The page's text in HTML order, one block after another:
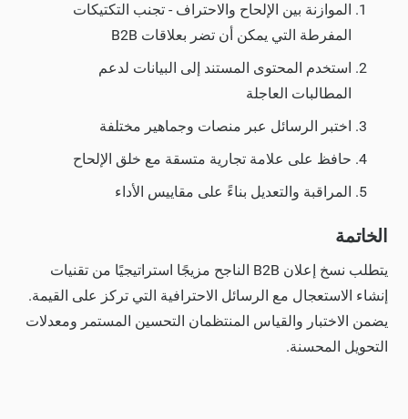
الموازنة بين الإلحاح والاحتراف - تجنب التكتيكات
المفرطة التي يمكن أن تضر بعلاقات B2B
استخدم المحتوى المستند إلى البيانات لدعم
المطالبات العاجلة
اختبر الرسائل عبر منصات وجماهير مختلفة
حافظ على علامة تجارية متسقة مع خلق الإلحاح
المراقبة والتعديل بناءً على مقاييس الأداء
الخاتمة
يتطلب نسخ إعلان B2B الناجح مزيجًا استراتيجيًا من تقنيات
إنشاء الاستعجال مع الرسائل الاحترافية التي تركز على القيمة.
يضمن الاختبار والقياس المنتظمان التحسين المستمر ومعدلات
التحويل المحسنة.